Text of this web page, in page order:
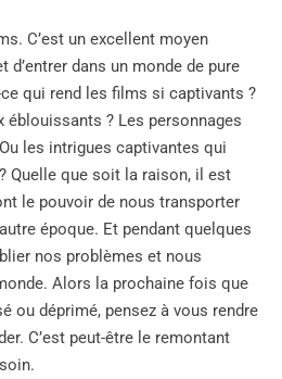
C’est un excellent moyen
d’entrer dans un monde de pure
qui rend les films si captivants ?
éblouissants ? Les personnages
les intrigues captivantes qui
Quelle que soit la raison, il est
le pouvoir de nous transporter
époque. Et pendant quelques
nos problèmes et nous
Alors la prochaine fois que
ou déprimé, pensez à vous rendre
C’est peut-être le remontant